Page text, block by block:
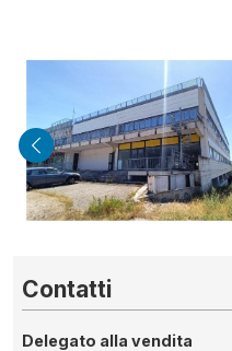
indietro
Contatti
Delegato alla vendita